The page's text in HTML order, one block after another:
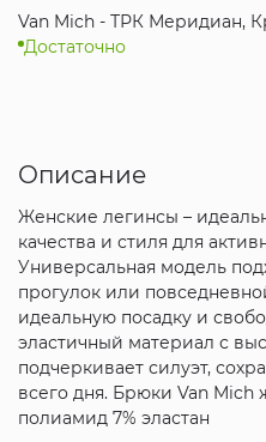
Van Mich - ТРК Меридиан,
Достаточно
Описание
Женские легинсы –
качества и стиля для
Универсальная модель
прогулок или
идеальную посадку и
эластичный материал с
подчеркивает силуэт,
всего дня. Брюки Van Mich
полиамид 7% эластан